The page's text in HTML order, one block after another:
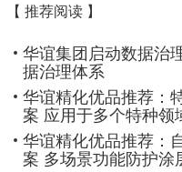
百年的发展
厚实的文化
司在多次整
大，产品业
料、试剂及
阿克苏诺贝
公司成立多
【 推荐阅读 】
华谊集团启动数据治
据治理体系
华谊精化优品推荐：
案 应用于多个特种领
华谊精化优品推荐：
案 多场景功能防护涂